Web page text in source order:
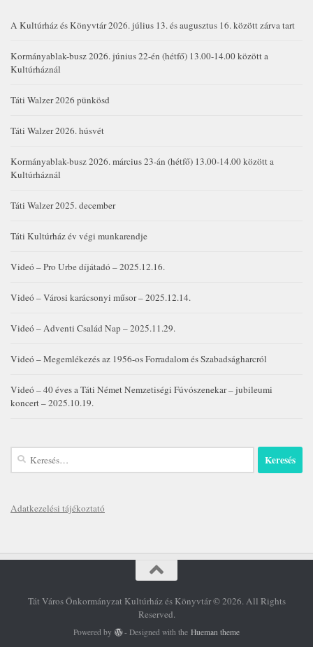
A Kultúrház és Könyvtár 2026. július 13. és augusztus 16. között zárva tart
Kormányablak-busz 2026. június 22-én (hétfő) 13.00-14.00 között a
Kultúrháznál
Táti Walzer 2026 pünkösd
Táti Walzer 2026. húsvét
Kormányablak-busz 2026. március 23-án (hétfő) 13.00-14.00 között a
Kultúrháznál
Táti Walzer 2025. december
Táti Kultúrház év végi munkarendje
Videó – Pro Urbe díjátadó – 2025.12.16.
Videó – Városi karácsonyi műsor – 2025.12.14.
Videó – Adventi Család Nap – 2025.11.29.
Videó – Megemlékezés az 1956-os Forradalom és Szabadságharcról
Videó – 40 éves a Táti Német Nemzetiségi Fúvószenekar – jubileumi
koncert – 2025.10.19.
Keresés:
Adatkezelési tájékoztató
Tát Város Önkormányzat Kultúrház és Könyvtár © 2026. All Rights
Reserved.
Powered by - Designed with theHueman theme